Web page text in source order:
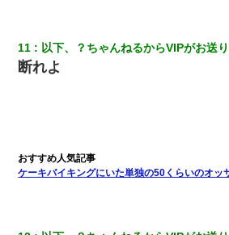
嫁が弁護士を連れてきて「悪いと思うな
時間弱・・・
11 以下、？ちゃんねるからVIPがお送
断れよ
ケーキバイキングにいた単独の50くらいのオッ